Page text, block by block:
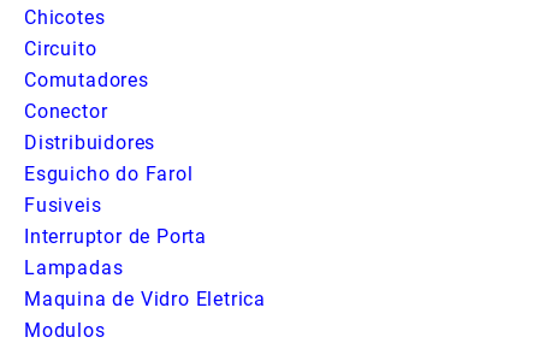
Chicotes
Circuito
Comutadores
Conector
Distribuidores
Esguicho do Farol
Fusiveis
Interruptor de Porta
Lampadas
Maquina de Vidro Eletrica
Modulos